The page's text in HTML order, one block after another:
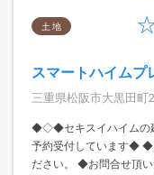
土 地
スマートハイムプ
三重県松阪市大黒田町
◆◇◆セキスイハイムの
予約受付しています◆ ◆
ださい。 ◆お問合せ頂